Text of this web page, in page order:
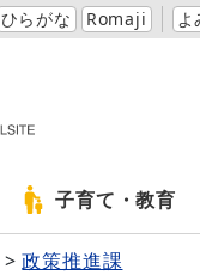
ひらがな Romaji よ
子育て・教育
政策推進課